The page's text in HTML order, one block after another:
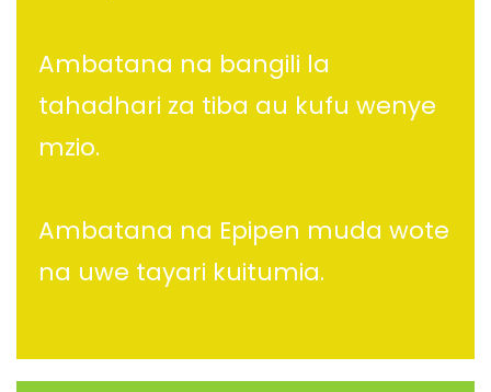
Ambatana na bangili la
tahadhari za tiba au kufu wenye
mzio.
Ambatana na Epipen muda wote
na uwe tayari kuitumia.